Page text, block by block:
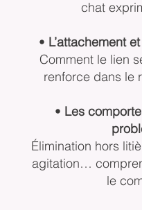
chat
• L’attachement
Comment le lien
renforce dans le
• Les
Élimination hors
agitation…
le